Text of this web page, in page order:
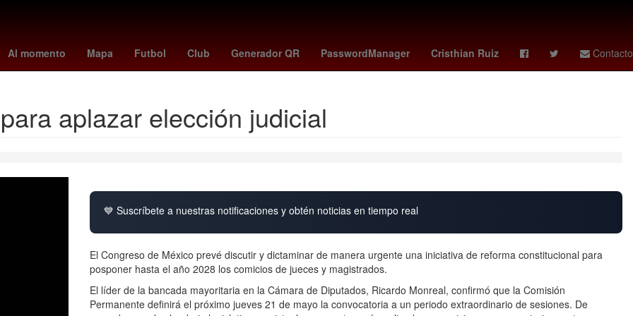
Al momento Mapa Futbol Club Generador QR PasswordManager Cristhian Ruiz Contacto
hidemasa morita Rusia kosovo - suiza suspension de clases 10 de noviembre Ridley Scott Jorge Messi
aplazar elección judicial
💙 Suscríbete a nuestras notificaciones y obtén noticias en tiempo real
El Congreso de México prevé discutir y dictaminar de manera urgente una iniciativa de reforma constitucional para
posponer hasta el año 2028 los comicios de jueces y magistrados.
El líder de la bancada mayoritaria en la Cámara de Diputados, Ricardo Monreal, confirmó que la Comisión
Permanente definirá el próximo jueves 21 de mayo la convocatoria a un periodo extraordinario de sesiones. De